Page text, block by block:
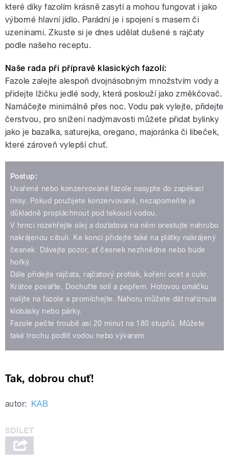
které díky fazolím krásně zasytí a mohou fungovat i jako
výborné hlavní jídlo. Parádní je i spojení s masem či
uzeninami. Zkuste si je dnes udělat dušené s rajčaty
podle našeho receptu.
Naše rada při přípravě klasických fazolí:
Fazole zalejte alespoň dvojnásobným množstvím vody a
přidejte lžičku jedlé sody, která poslouží jako změkčovač.
Namáčejte minimálně přes noc. Vodu pak vylejte, přidejte
čerstvou, pro snížení nadýmavosti můžete přidat bylinky
jako je bazalka, saturejka, oregano, majoránka či libeček,
které zároveň vylepší chuť.
Postup:
Uvařené nebo konzervované fazole nasypte do zapékací
mísy. Pokud použijete konzervované, nezapomeňte je
důkladně propláchnout pod tekoucí vodou.
V hrnci rozehřejte olej a dozlatova na něm orestujte nahrubo
nakrájenou cibuli. Ke konci přidejte také na plátky nakrájený
česnek. Dávejte pozor, ať česnek nezhnědne nebo bude
hořký.
Dále přidejte rajčata, rajčatový protlak, koření ocet a cukr.
Krátce povařte. Dochuťte solí a pepřem. Hotovou omáčku
nalijte na fazole a promíchejte. Nahoru můžete dát naříznuté
klobásky nebo párky.
Fazole pečte troubě asi 20 minut na 180 stupňů. Můžete
také trochu podlít vodou nebo vývarem.
Tak, dobrou chuť!
autor: KAB